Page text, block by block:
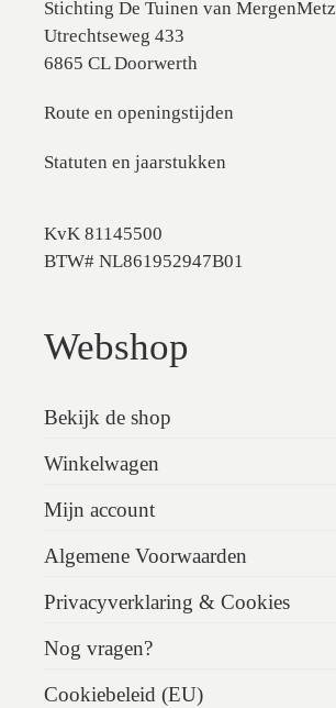
Stichting De Tuinen van MergenMetz
Utrechtseweg 433
6865 CL Doorwerth
Route en openingstijden
Statuten en jaarstukken
KvK 81145500
BTW# NL861952947B01
Webshop
Bekijk de shop
Winkelwagen
Mijn account
Algemene Voorwaarden
Privacyverklaring & Cookies
Nog vragen?
Cookiebeleid (EU)